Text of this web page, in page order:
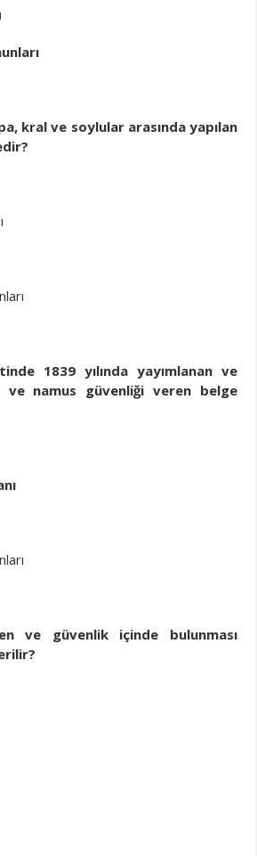
kral ve soylular arasında yapılan
1839 yılında yayımlanan ve
ve namus güvenliği veren belge
ve güvenlik içinde bulunması